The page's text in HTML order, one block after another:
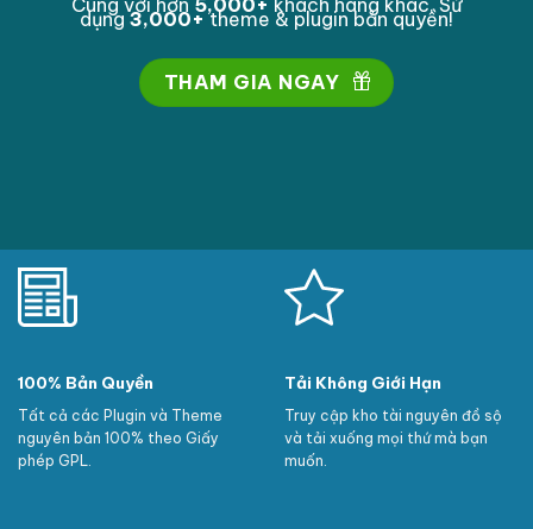
dụng3,000+theme & plugin bản quyền!
THAM GIA NGAY
100% Bản Quyền
Tất cả các Plugin và Theme
nguyên bản 100% theo Giấy
phép GPL.
Tải Không Giới Hạn
Truy cập kho tài nguyên đồ sộ
và tải xuống mọi thứ mà bạn
muốn.